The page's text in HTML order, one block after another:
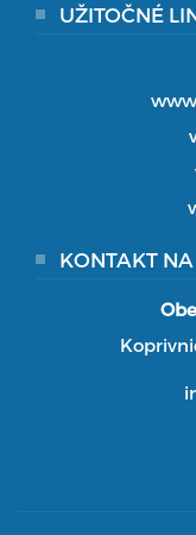
UŽITOČNÉ
KONTAKT